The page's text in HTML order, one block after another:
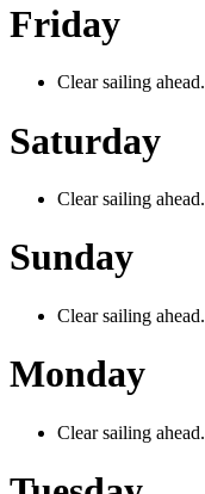
Friday
Clear sailing ahead.
Saturday
Clear sailing ahead.
Sunday
Clear sailing ahead.
Monday
Clear sailing ahead.